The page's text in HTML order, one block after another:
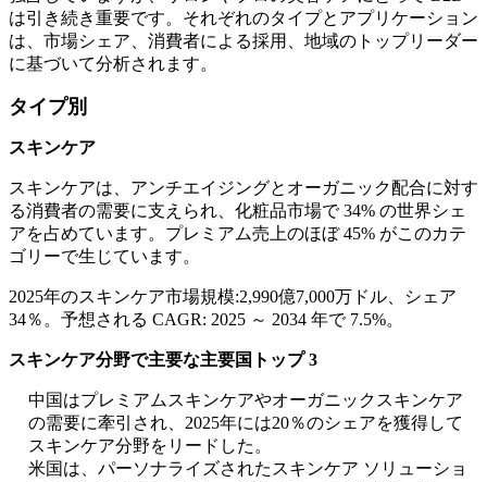
は引き続き重要です。それぞれのタイプとアプリケーション
は、市場シェア、消費者による採用、地域のトップリーダー
に基づいて分析されます。
タイプ別
スキンケア
スキンケアは、アンチエイジングとオーガニック配合に対す
る消費者の需要に支えられ、化粧品市場で 34% の世界シェ
アを占めています。プレミアム売上のほぼ 45% がこのカテ
ゴリーで生じています。
2025年のスキンケア市場規模:2,990億7,000万ドル、シェア
34％。予想される CAGR: 2025 ～ 2034 年で 7.5%。
スキンケア分野で主要な主要国トップ 3
中国はプレミアムスキンケアやオーガニックスキンケア
の需要に牽引され、2025年には20％のシェアを獲得して
スキンケア分野をリードした。
米国は、パーソナライズされたスキンケア ソリューショ